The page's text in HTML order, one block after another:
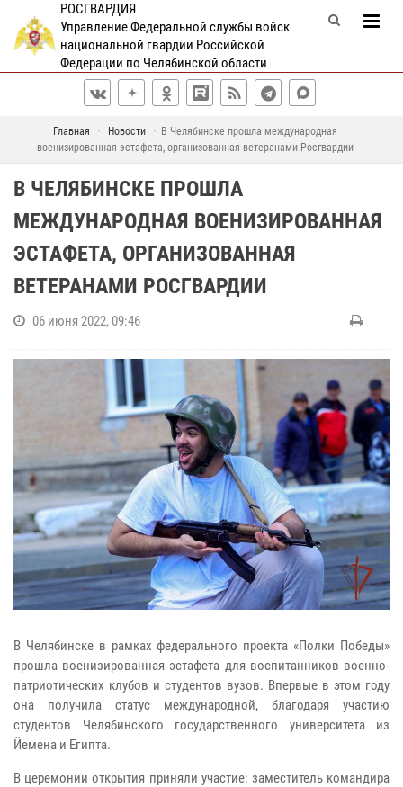
РОСГВАРДИЯ
Управление Федеральной службы войск
национальной гвардии Российской
Федерации по Челябинской области
Главная Новости
В Челябинске прошла международная
военизированная эстафета, организованная ветеранами Росгвардии
В ЧЕЛЯБИНСКЕ ПРОШЛА
МЕЖДУНАРОДНАЯ ВОЕНИЗИРОВАННАЯ
ЭСТАФЕТА, ОРГАНИЗОВАННАЯ
ВЕТЕРАНАМИ РОСГВАРДИИ
06 июня 2022, 09:46
В Челябинске в рамках федерального проекта «Полки Победы»
прошла военизированная эстафета для воспитанников военно-
патриотических клубов и студентов вузов. Впервые в этом году
она получила статус международной, благодаря участию
студентов Челябинского государственного университета из
Йемена и Египта.
В церемонии открытия приняли участие: заместитель командира